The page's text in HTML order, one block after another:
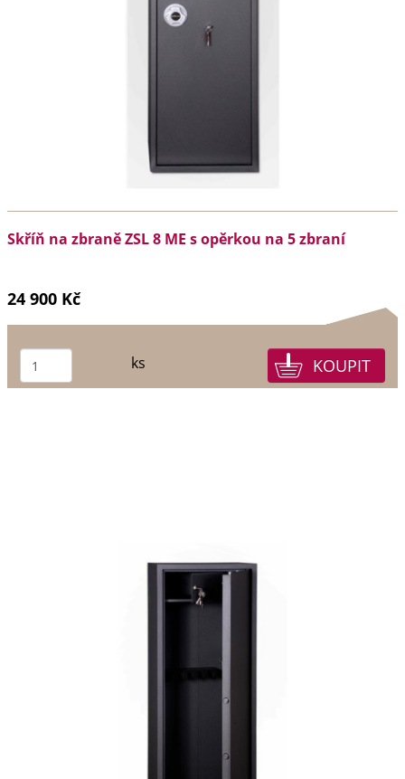
Skříň na zbraně ZSL 8 ME s opěrkou na 5 zbraní
24 900 Kč
ks